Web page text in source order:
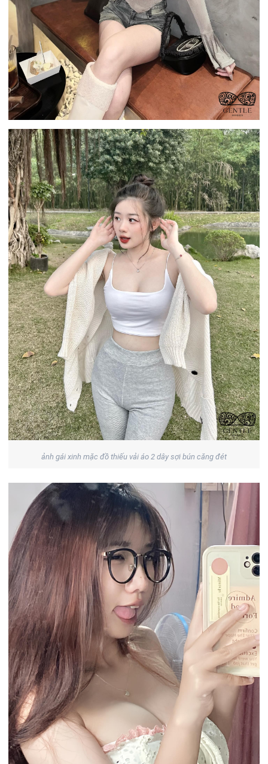
ảnh gái xinh mặc đồ thiếu vải áo 2 dây sợi bún căng đét